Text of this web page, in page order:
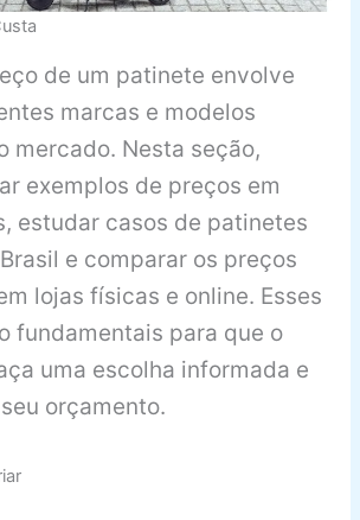
de um patinete envolve
marcas e modelos
mercado. Nesta seção,
exemplos de preços em
estudar casos de patinetes
e comparar os preços
lojas físicas e online. Esses
fundamentais para que o
uma escolha informada e
orçamento.